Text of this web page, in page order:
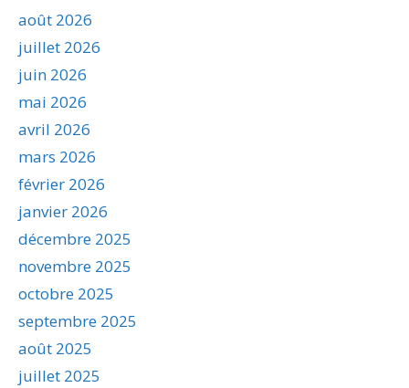
août 2026
juillet 2026
juin 2026
mai 2026
avril 2026
mars 2026
février 2026
janvier 2026
décembre 2025
novembre 2025
octobre 2025
septembre 2025
août 2025
juillet 2025